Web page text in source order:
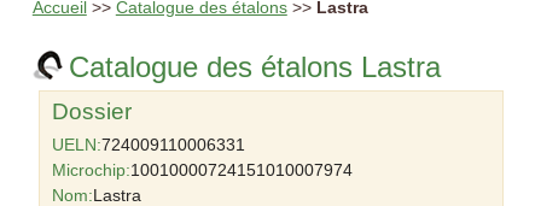
Accueil >> Catalogue des étalons>> Lastra
Catalogue des étalons Lastra
Dossier
UELN:724009110006331
Microchip:10010000724151010007974
Nom:Lastra